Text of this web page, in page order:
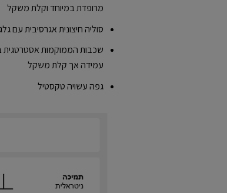
מרופדת במיוחד וקלת משקל
סוליה חיצונית אגרסיבית
שכבות הממוקמות אסטרטגית
עמידה אך קלת משקל
גפה עשויה טקסטיל